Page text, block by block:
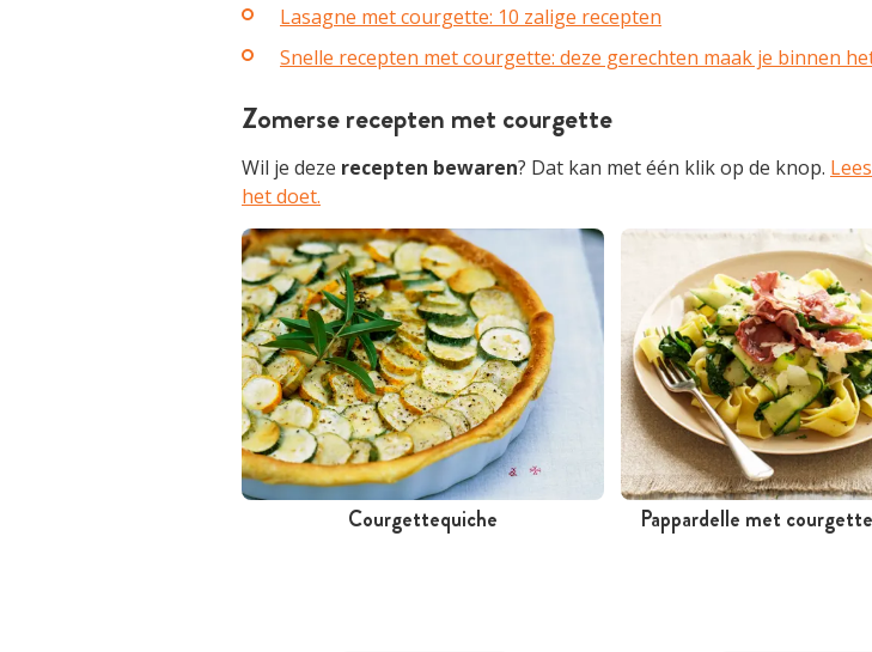
Lasagne met courgette: 10 zalige recepten
Snelle recepten met courgette: deze gerechten maak je binnen
Zomerse recepten met courgette
Wil je deze recepten bewaren? Dat kan met één klik op de knop.
het doet.
Courgettequiche Pappardelle met